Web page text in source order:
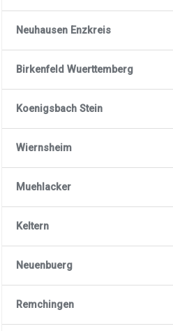
Neuhausen Enzkreis
Birkenfeld Wuerttemberg
Koenigsbach Stein
Wiernsheim
Muehlacker
Keltern
Neuenbuerg
Remchingen